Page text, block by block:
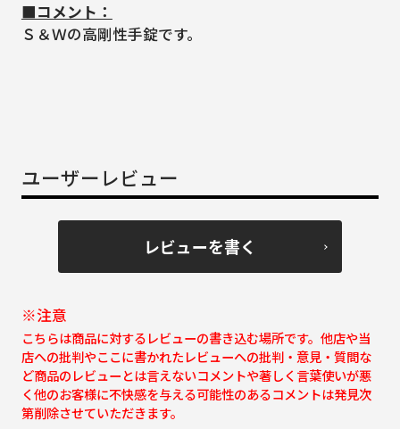
■コメント：
Ｓ＆Ｗの高剛性手錠です。
ユーザーレビュー
レビューを書く
※注意
こちらは商品に対するレビューの書き込む場所です。他店や当
店への批判やここに書かれたレビューへの批判・意見・質問な
ど商品のレビューとは言えないコメントや著しく言葉使いが悪
く他のお客様に不快感を与える可能性のあるコメントは発見次
第削除させていただきます。